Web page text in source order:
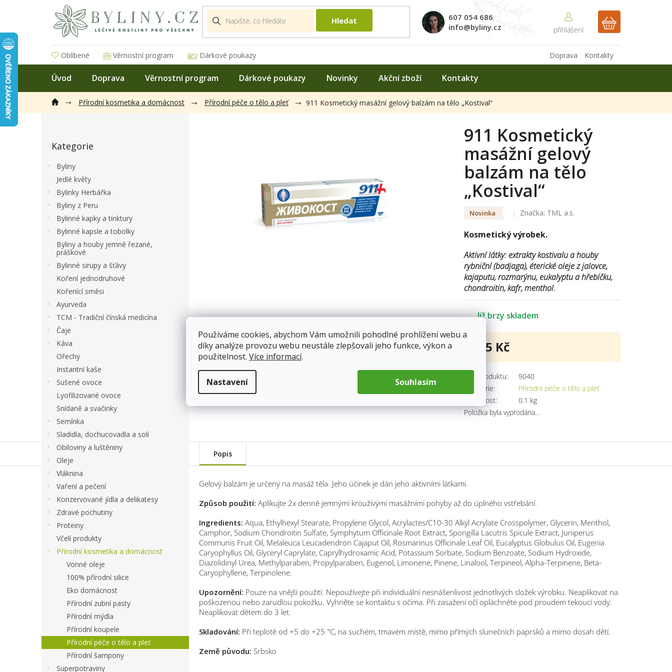
Používáme cookies, abychom Vám umožnili pohodlné prohlížení webu a
díky analýze provozu webu neustále zlepšovali jeho funkce, výkon a
použitelnost. Více informací.
Nastavení Souhlasím
Hledat
607 054 686
info@byliny.cz
NÁKUPNÍ
Oblíbené Věrnostní program Dárkové poukazy Kontakty
Doprava
Úvod Doprava Věrnostní program Dárkové poukazy Novinky Akční zboží Kontakty
Přírodní kosmetika a domácnost Přírodní péče o tělo a pleť 911 Kosmetický masážní gelový balzám na tělo „Kostival“
kategorie
Kategorie
Byliny
Jedlé květy
Bylinky Herbářka
Byliny z Peru
Bylinné kapky a tinktury
Bylinné kapsle a tobolky
Byliny a houby jemně řezané,
práškové
Bylinné sirupy a šťávy
Koření jednodruhové
Kořenící směsi
Ayurveda
TCM - Tradiční čínská medicína
Čaje
Káva
Ořechy
Instantní kaše
Sušené ovoce
Lyofilizované ovoce
Snídaně a svačinky
Semínka
Sladidla, dochucovadla a soli
Obiloviny a luštěniny
Oleje
Vláknina
Vaření a pečení
Konzervované jídla a delikatesy
Zdravé pochutiny
Proteiny
Včelí produkty
Přírodní kosmetika a domácnost
Vonné oleje
100% přírodní silice
Eko domácnost
Přírodní zubní pasty
Přírodní mýdla
Přírodní koupele
Přírodní péče o tělo a pleť
Přírodní šampony
Superpotraviny
Již brzy skladem
Kosmetický výrobek.
Aktivní látky: extrakty kostivalu a houby
rybniční (badjaga), éterické oleje z jalovce,
kajaputu, rozmarýnu, eukalyptu a hřebíčku,
chondroitin, kafr, menthol.
911 Kosmetický
masážní gelový
balzám na tělo
„Kostival“
Novinka Značka: TML a.s.
Kód produktu:
9040
Kategorie:
Přírodní péče o tělo a pleť
Hmotnost:
0.1 kg
Položka byla vyprodána…
125 Kč
Popis
Gelový balzám je určený na masáž těla. Jeho účinek je dán jeho aktivními látkami.
Způsob použití: Aplikujte 2x denně jemnými krouživými masážními pohyby až do úplného vstřebání.
Ingredients: Aqua, Ethylhexyl Stearate, Propylene Glycol, Acrylactes/C10-30 Alkyl Acrylate Crosspolymer, Glycerin, Menthol,
Camphor, Sodium Chondroitin Sulfate, Symphytum Officinale Root Extract, Spongilla Lacutris Spicule Extract, Juniperus
Communis Fruit Oil, Melaleuca Leucadendron Cajaput Oil, Rosmarinus Officinale Leaf Oil, Eucalyptus Globulus Oil, Eugenia
Caryophyllus Oil, Glyceryl Caprylate, Caprylhydroxamic Acid, Potassium Sorbate, Sodium Benzoate, Sodium Hydroxide,
Diazolidinyl Urea, Methylparaben, Propylparaben, Eugenol, Limonene, Pinene, Linalool, Terpineol, Alpha-Terpinene, Beta-
Caryophyllene, Terpinolene.
Upozornění: Pouze na vnější použití. Nepoužívejte při individuální nesnášenlivost jednotlivých složek výrobku. Neaplikovat na
poškozenou nebo zarudlou pokožku. Vyhněte se kontaktu s očima. Při zasažení očí opláchněte pod proudem tekoucí vody.
Neaplikovat dětem do 3 let.
Skladování: Při teplotě od +5 do +25 °C, na suchém, tmavém místě, mimo přímých slunečních paprsků a mimo dosah dětí.
Země původu: Srbsko